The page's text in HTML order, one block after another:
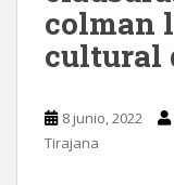
colman
cultural
8 junio, 2022
Tirajana